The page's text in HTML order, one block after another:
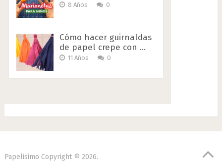
8 Años 0
Cómo hacer guirnaldas
de papel crepe con …
11 Años 0
Papelisimo Copyright © 2026.